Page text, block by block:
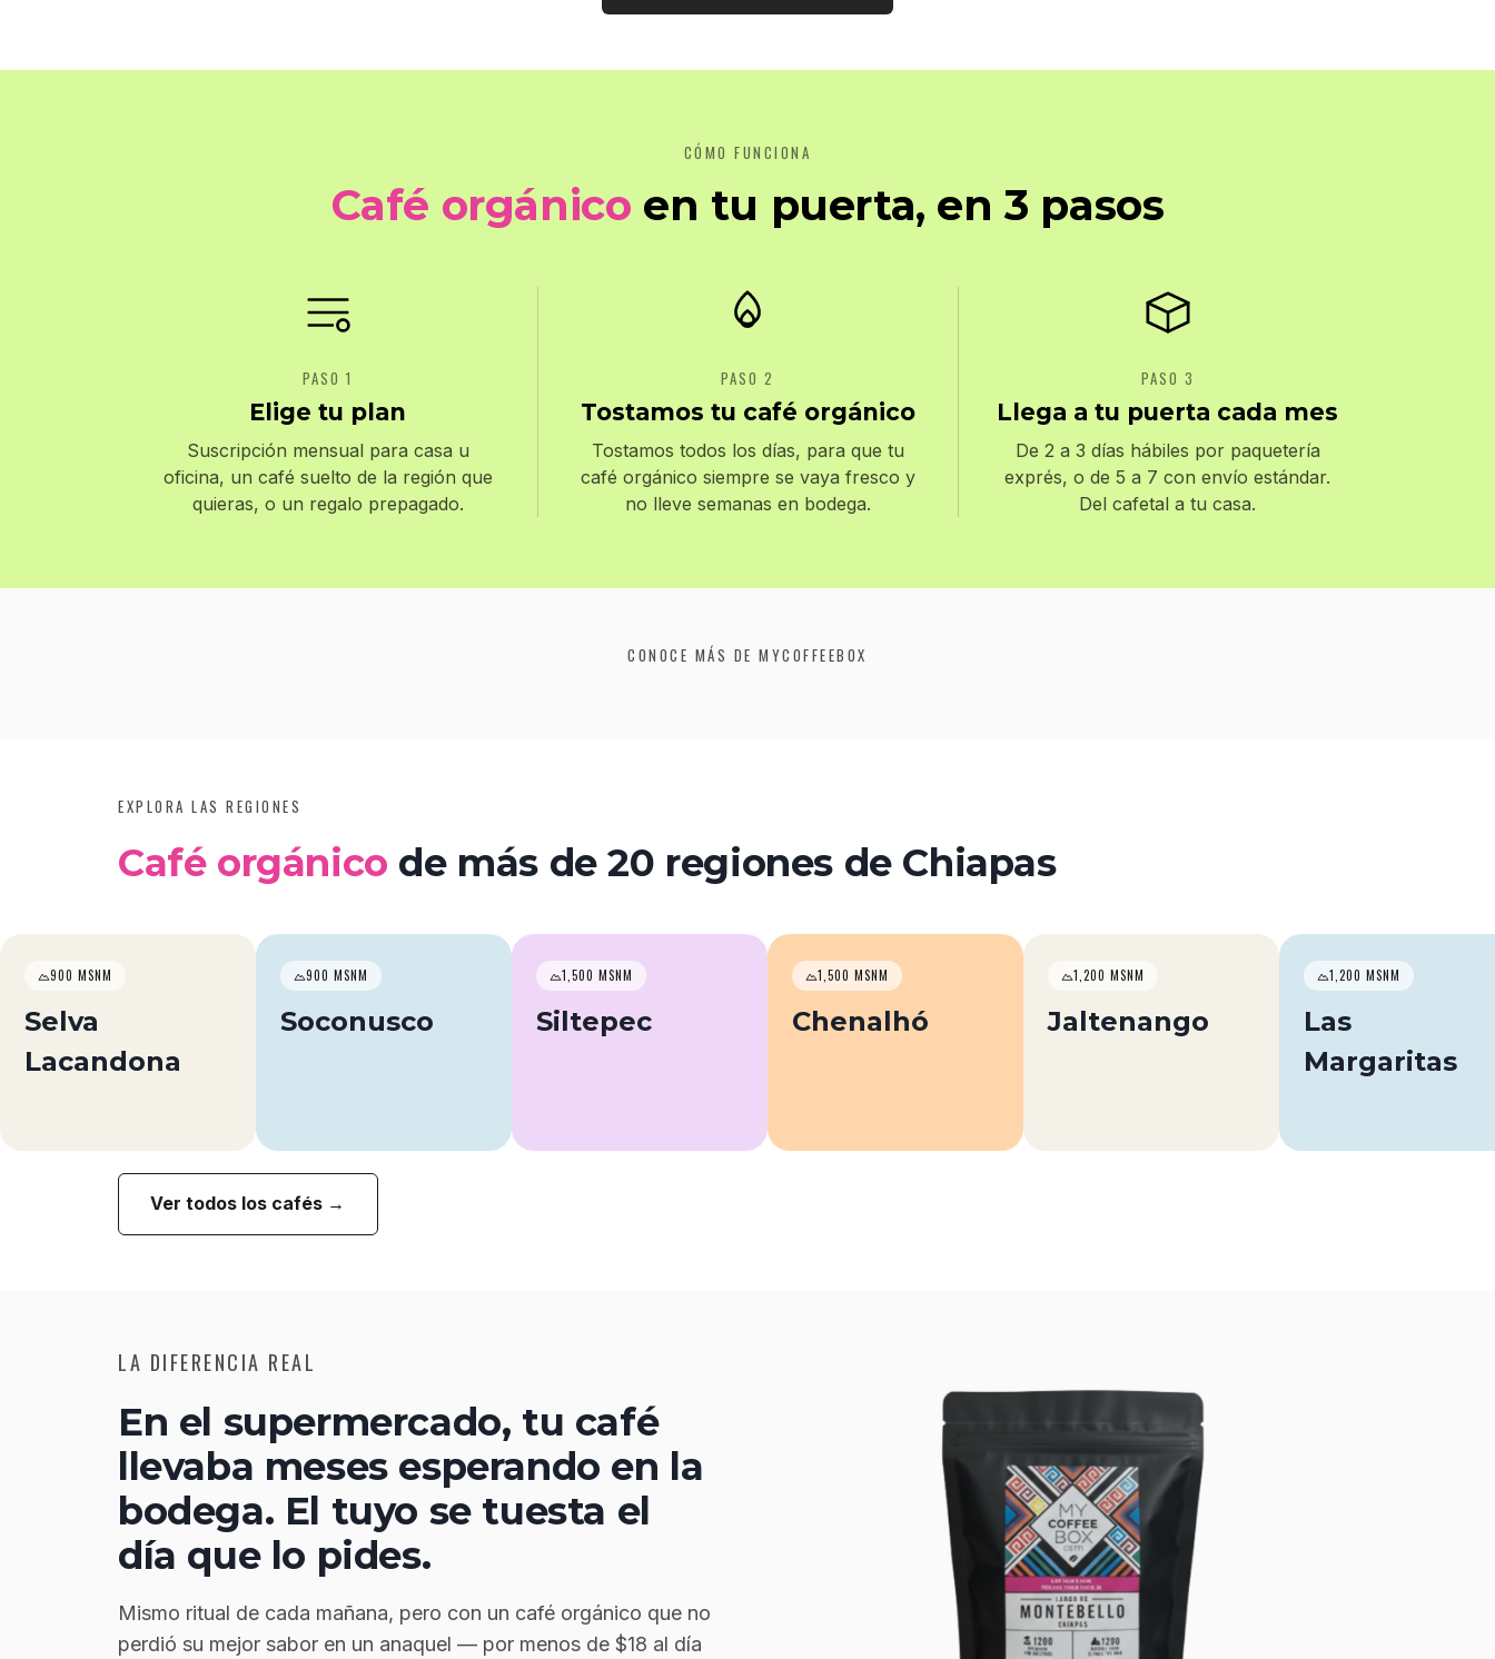
CÓMO FUNCIONA
Café orgánico en tu puerta, en 3 pasos
PASO 1
Elige tu plan
Suscripción mensual para casa u
oficina, un café suelto de la región que
quieras, o un regalo prepagado.
PASO 2
Tostamos tu café orgánico
Tostamos todos los días, para que tu
café orgánico siempre se vaya fresco y
no lleve semanas en bodega.
PASO 3
Llega a tu puerta cada mes
De 2 a 3 días hábiles por paquetería
exprés, o de 5 a 7 con envío estándar.
Del cafetal a tu casa.
CONOCE MÁS DE MYCOFFEEBOX
EXPLORA LAS REGIONES
Café orgánico de más de 20 regiones de Chiapas
900 MSNM
Selva
Lacandona
900 MSNM
Soconusco
1,500 MSNM
Siltepec
1,500 MSNM
Chenalhó
1,200 MSNM
Jaltenango
1,200 MSNM
Las
Margaritas
Ver todos los cafés →
LA DIFERENCIA REAL
En el supermercado, tu café
llevaba meses esperando en la
bodega. El tuyo se tuesta el
día que lo pides.
Mismo ritual de cada mañana, pero con un café orgánico que no
perdió su mejor sabor en un anaquel — por menos de $18 al día